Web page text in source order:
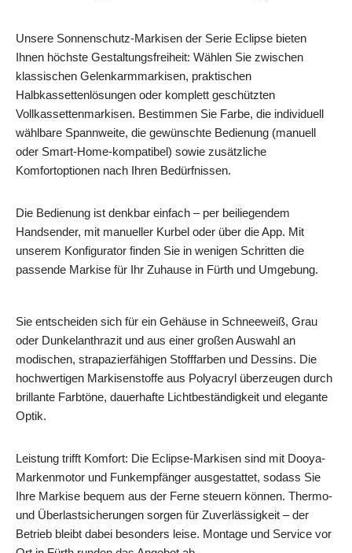
Unsere Sonnenschutz-Markisen der Serie Eclipse bieten
Ihnen höchste Gestaltungsfreiheit: Wählen Sie zwischen
klassischen Gelenkarmmarkisen, praktischen
Halbkassettenlösungen oder komplett geschützten
Vollkassettenmarkisen. Bestimmen Sie Farbe, die individuell
wählbare Spannweite, die gewünschte Bedienung (manuell
oder Smart-Home-kompatibel) sowie zusätzliche
Komfortoptionen nach Ihren Bedürfnissen.
Die Bedienung ist denkbar einfach – per beiliegendem
Handsender, mit manueller Kurbel oder über die App. Mit
unserem Konfigurator finden Sie in wenigen Schritten die
passende Markise für Ihr Zuhause in Fürth und Umgebung.
Sie entscheiden sich für ein Gehäuse in Schneeweiß, Grau
oder Dunkelanthrazit und aus einer großen Auswahl an
modischen, strapazierfähigen Stofffarben und Dessins. Die
hochwertigen Markisenstoffe aus Polyacryl überzeugen durch
brillante Farbtöne, dauerhafte Lichtbeständigkeit und elegante
Optik.
Leistung trifft Komfort: Die Eclipse-Markisen sind mit Dooya-
Markenmotor und Funkempfänger ausgestattet, sodass Sie
Ihre Markise bequem aus der Ferne steuern können. Thermo-
und Überlastsicherungen sorgen für Zuverlässigkeit – der
Betrieb bleibt dabei besonders leise. Montage und Service vor